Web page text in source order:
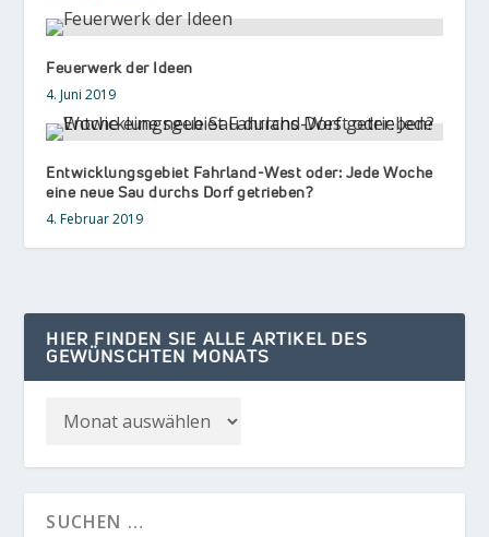
Feuerwerk der Ideen
4. Juni 2019
Entwicklungsgebiet Fahrland-West oder: Jede Woche
eine neue Sau durchs Dorf getrieben?
4. Februar 2019
HIER FINDEN SIE ALLE ARTIKEL DES
GEWÜNSCHTEN MONATS